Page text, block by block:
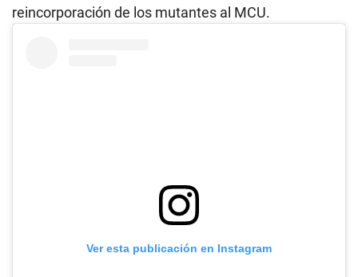
reincorporación de los mutantes al MCU.
Ver esta publicación en Instagram